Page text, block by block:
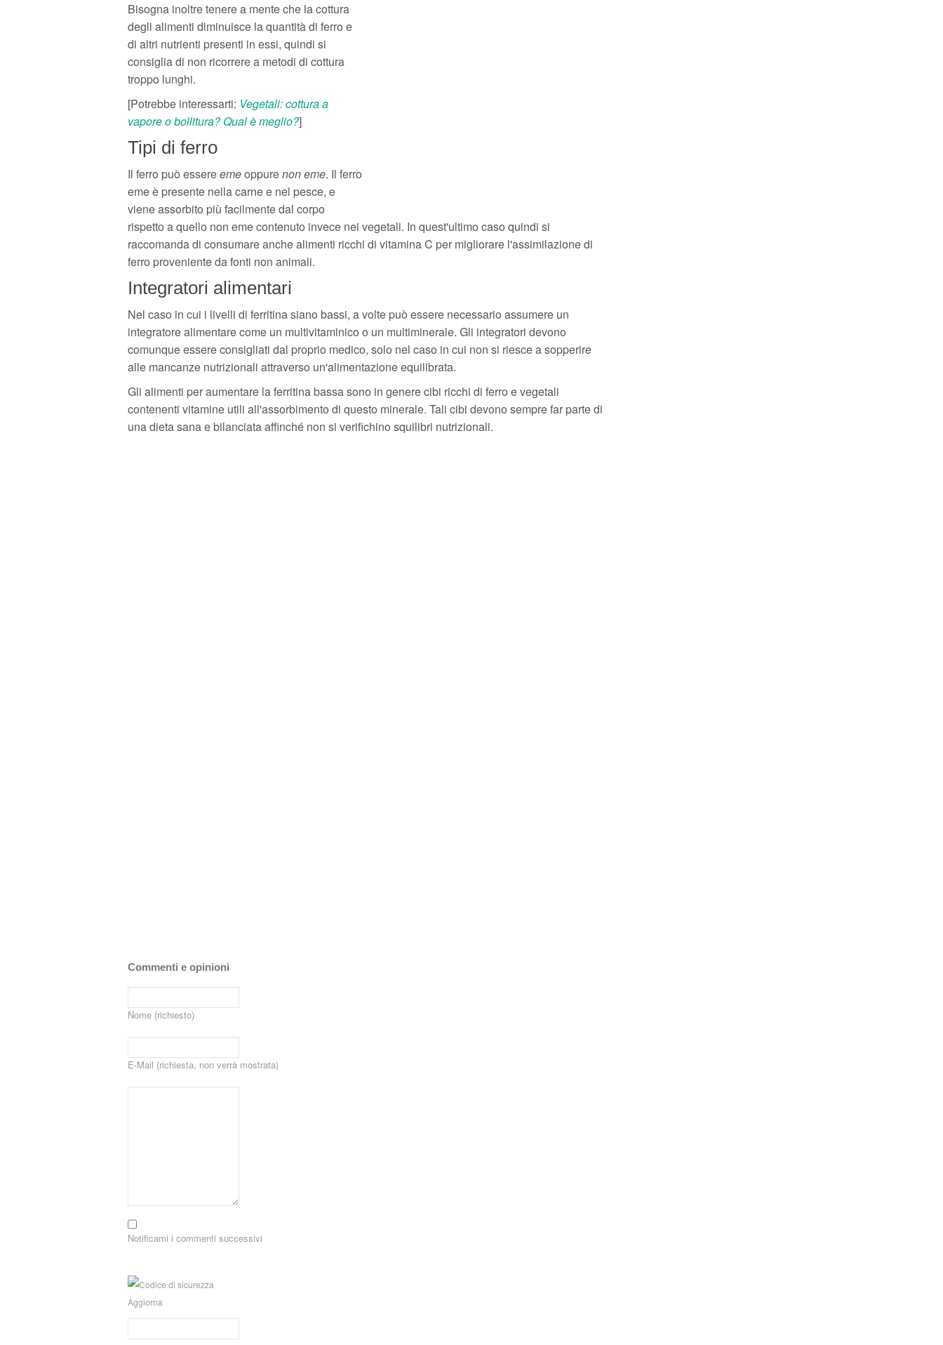
Bisogna inoltre tenere a mente che la cottura
degli alimenti diminuisce la quantità di ferro e
di altri nutrienti presenti in essi, quindi si
consiglia di non ricorrere a metodi di cottura
troppo lunghi.
[Potrebbe interessarti: Vegetali: cottura a
vapore o bollitura? Qual è meglio?]
Tipi di ferro
Il ferro può essereemeoppurenon eme. Il ferro
eme è presente nella carne e nel pesce, e
viene assorbito più facilmente dal corpo
rispetto a quello non eme contenuto invece nei vegetali. In quest'ultimo caso quindi si
raccomanda di consumare anche alimenti ricchi di vitamina C per migliorare l'assimilazione di
ferro proveniente da fonti non animali.
Integratori alimentari
Nel caso in cui i livelli di ferritina siano bassi, a volte può essere necessario assumere un
integratore alimentare come un multivitaminico o un multiminerale. Gli integratori devono
comunque essere consigliati dal proprio medico, solo nel caso in cui non si riesce a sopperire
alle mancanze nutrizionali attraverso un'alimentazione equilibrata.
Gli alimenti per aumentare la ferritina bassa sono in genere cibi ricchi di ferro e vegetali
contenenti vitamine utili all'assorbimento di questo minerale. Tali cibi devono sempre far parte di
una dieta sana e bilanciata affinché non si verifichino squilibri nutrizionali.
Commenti e opinioni
Nome (richiesto)
E-Mail (richiesta, non verrà mostrata)
Notificami i commenti successivi
Aggiorna